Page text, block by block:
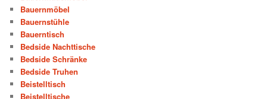
Bauernmöbel
Bauernstühle
Bauerntisch
Bedside Nachttische
Bedside Schränke
Bedside Truhen
Beistelltisch
Beistelltische